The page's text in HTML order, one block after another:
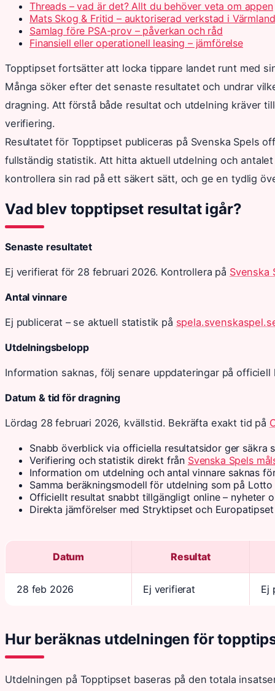
Threads – vad är det? Allt du behöver veta om appen
Mats Skog & Fritid – auktoriserad verkstad i Värmland
Samlag före PSA-prov – påverkan och råd
Finansiell eller operationell leasing – jämförelse
Topptipset fortsätter att locka tippare landet runt med
Många söker efter det senaste resultatet och undrar
dragning. Att förstå både resultat och utdelning kräver
verifiering.
Resultatet för Topptipset publiceras på Svenska Spels
fullständig statistik. Att hitta aktuell utdelning och
kontrollera sin rad på ett säkert sätt, och ge en tydlig
Vad blev topptipset resultat igår?
Senaste resultatet
Ej verifierat för 28 februari 2026. Kontrollera på Svenska
Antal vinnare
Ej publicerat – se aktuell statistik på
Utdelningsbelopp
Information saknas, följ senare uppdateringar på officiell
Datum & tid för dragning
Lördag 28 februari 2026, kvällstid. Bekräfta exakt tid på
Snabb överblick via officiella resultatsidor ger säkra
Verifiering och statistik direkt från Svenska Spels
Information om utdelning och antal vinnare saknas
Samma beräkningsmodell för utdelning som på Lotto
Officiellt resultat snabbt tillgängligt online – nyheter
Direkta jämförelser med Stryktipset och
Datum Resultat
28 feb 2026 Ej verifierat Ej
Hur beräknas utdelningen för
Utdelningen på Topptipset baseras på den totala